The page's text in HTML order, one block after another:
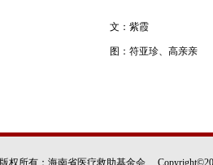
版权所有：海南省医疗救助基金会